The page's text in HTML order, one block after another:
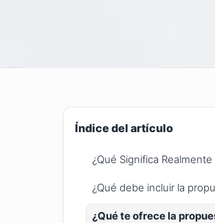
Índice del artículo
¿Qué Significa
¿Qué debe incluir la
¿Qué te ofrece la